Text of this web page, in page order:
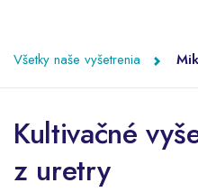
Všetky naše vyšetrenia
Kultivačné
z uretry